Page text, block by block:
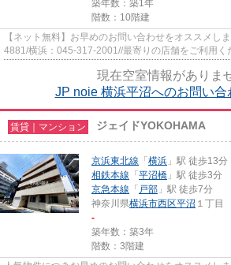
築年数：築1年
階数：10階建
【ネット無料】お早めのお問い合わせをオススメし
4881/横浜：045-317-2001//最寄りの店舗をご利用
現在空室情報がありま
JP noie 横浜平沼へのお問い合
賃貸｜マンション ジェイドYOKOHAMA
京浜東北線 「 横浜 」駅 徒歩13分
相鉄本線 「 平沼橋 」駅 徒歩3分
京急本線 「 戸部 」駅 徒歩7分
神奈川県横浜市西区平沼 １丁目
-
築年数：築3年
階数：3階建